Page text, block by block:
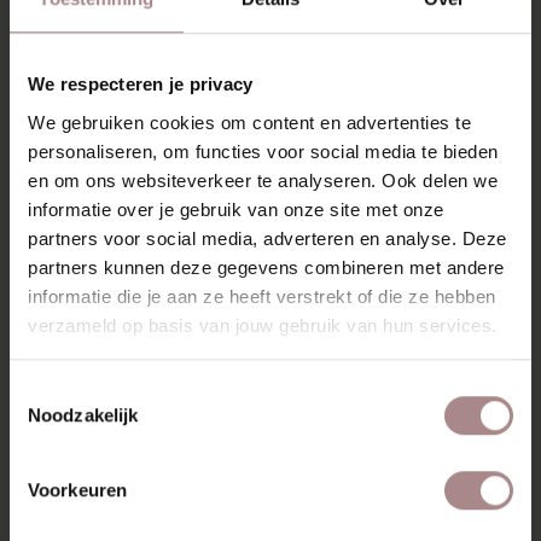
We respecteren je privacy
We gebruiken cookies om content en advertenties te
personaliseren, om functies voor social media te bieden
en om ons websiteverkeer te analyseren. Ook delen we
informatie over je gebruik van onze site met onze
partners voor social media, adverteren en analyse. Deze
partners kunnen deze gegevens combineren met andere
informatie die je aan ze heeft verstrekt of die ze hebben
verzameld op basis van jouw gebruik van hun services.
Noodzakelijk
Voorkeuren
Algemene voorwaarden
Retourneren
Pers & PR
Nieuwsbrief
VEELGESTELDE
VRAGEN
BESCHIKBAARHEID
KAN IK MIJN BESTELLING ZELF KOMEN OPHALEN?